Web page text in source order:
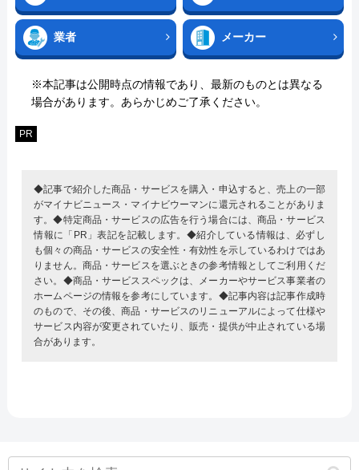
業者 メーカー
※本記事は公開時点の情報であり、最新のものとは異なる
場合があります。あらかじめご了承ください。
PR
◆記事で紹介した商品・サービスを購入・申込すると、売上の一部
がマイナビニュース・マイナビウーマンに還元されることがありま
す。◆特定商品・サービスの広告を行う場合には、商品・サービス
情報に「PR」表記を記載します。◆紹介している情報は、必ずし
も個々の商品・サービスの安全性・有効性を示しているわけではあ
りません。商品・サービスを選ぶときの参考情報としてご利用くだ
さい。◆商品・サービススペックは、メーカーやサービス事業者の
ホームページの情報を参考にしています。◆記事内容は記事作成時
のもので、その後、商品・サービスのリニューアルによって仕様や
サービス内容が変更されていたり、販売・提供が中止されている場
合があります。